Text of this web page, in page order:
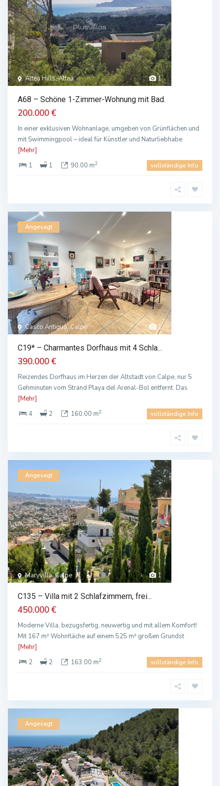
1
Altea Hills, Altea
A68 – Schöne 1-Zimmer-Wohnung mit Bad.
200.000 €
In einer exklusiven Wohnanlage, umgeben von Grünflächen und
mit Swimmingpool – ideal für Künstler und Naturliebhabe
[Mehr]
1
1 90.00 m2 vollständige Info
1
Casco Antiguo, Calpe
Angesagt
C19* – Charmantes Dorfhaus mit 4 Schla...
390.000 €
Reizendes Dorfhaus im Herzen der Altstadt von Calpe, nur 5
Gehminuten vom Strand Playa del Arenal-Bol entfernt. Das
[Mehr]
4
2 160.00 m2 vollständige Info
1
Maryvilla, Calpe
Angesagt
C135 – Villa mit 2 Schlafzimmern, frei...
450.000 €
Moderne Villa, bezugsfertig, neuwertig und mit allem Komfort!
Mit 167 m² Wohnfläche auf einem 525 m² großen Grundst
[Mehr]
2
2 163.00 m2 vollständige Info
Angesagt